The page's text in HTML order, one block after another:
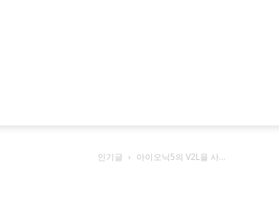
인기글 아이오닉5의 V2L을 사...